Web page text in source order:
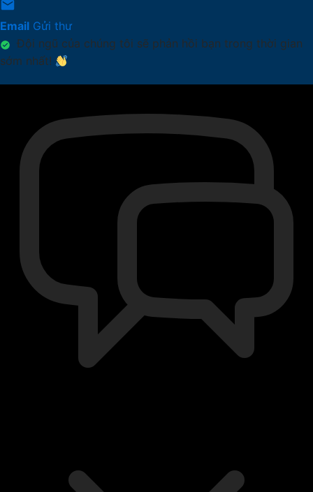
Email Gửi thư
Đội ngũ của chúng tôi sẽ phản hồi bạn trong thời gian
sớm nhất!